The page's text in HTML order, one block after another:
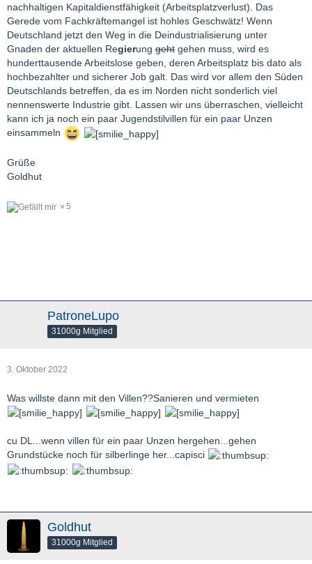
nachhaltigen Kapitaldienstfähigkeit (Arbeitsplatzverlust). Das
Gerede vom Fachkräftemangel ist hohles Geschwätz! Wenn
Deutschland jetzt den Weg in die Deindustrialisierung unter
Gnaden der aktuellen Regierung geht gehen muss, wird es
hunderttausende Arbeitslose geben, deren Arbeitsplatz bis dato als
hochbezahlter und sicherer Job galt. Das wird vor allem den Süden
Deutschlands betreffen, da es im Norden nicht sonderlich viel
nennenswerte Industrie gibt. Lassen wir uns überraschen, vielleicht
kann ich ja noch ein paar Jugendstilvillen für ein paar Unzen
einsammeln
Grüße
Goldhut
5
PatroneLupo
31000g Mitglied
3. Oktober 2022
Was willste dann mit den Villen??Sanieren und vermieten
cu DL...wenn villen für ein paar Unzen hergehen...gehen
Grundstücke noch für silberlinge her...capisci
Goldhut
31000g Mitglied